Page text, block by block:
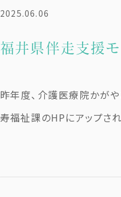
2025.06.06
福井県伴走支援
昨年度、介護医療院かが
寿福祉課のHPにアップさ